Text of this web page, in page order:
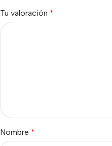
Tu valoración *
Nombre *